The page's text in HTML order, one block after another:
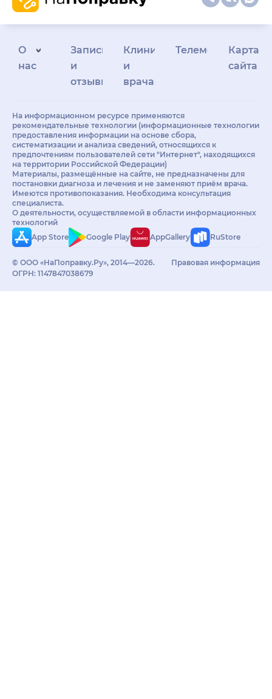
О
нас
Запись
и
отзывы
Клиникам
и
врачам
Телемедицина
Карта
сайта
На информационном ресурсе применяются
рекомендательные технологии (информационные технологии
предоставления информации на основе сбора,
систематизации и анализа сведений, относящихся к
предпочтениям пользователей сети "Интернет", находящихся
на территории Российской Федерации)
Материалы, размещённые на сайте, не предназначены для
постановки диагноза и лечения и не заменяют приём врача.
Имеются противопоказания. Необходима консультация
специалиста.
О деятельности, осуществляемой в области информационных
технологий
App Store
Google Play AppGallery RuStore
© ООО «НаПоправку.Ру», 2014—2026.
ОГРН: 1147847038679
Правовая информация